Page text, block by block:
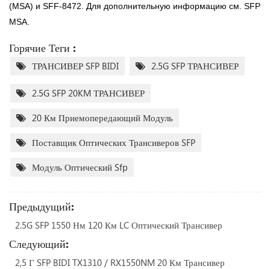
(MSA) и SFF-8472. Для дополнительную информацию см. SFP
MSA.
Горячие Теги :
ТРАНСИВЕР SFP BIDI 2.5G SFP ТРАНСИВЕР
2.5G SFP 20KM ТРАНСИВЕР
20 Км Приемопередающий Модуль
Поставщик Оптических Трансиверов SFP
Модуль Оптический Sfp
Предыдущий:
2.5G SFP 1550 Нм 120 Км LC Оптический Трансивер
Следующий:
2,5 Г SFP BIDI TX1310 / RX1550NM 20 Км Трансивер